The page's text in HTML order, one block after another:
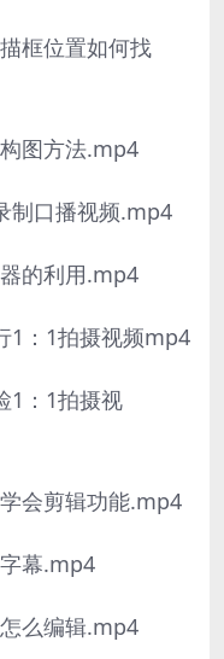
框位置如何找
图方法.mp4
制口播视频.mp4
的利用.mp4
1：1拍摄视频mp4
1：1拍摄视
会剪辑功能.mp4
幕.mp4
么编辑.mp4